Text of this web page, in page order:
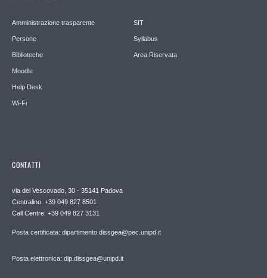
Amministrazione trasparente
Persone
Biblioteche
Moodle
Help Desk
Wi-Fi
SIT
Syllabus
Area Riservata
CONTATTI
via del Vescovado, 30 - 35141 Padova
Centralino: +39 049 827 8501
Call Centre: +39 049 827 3131
Posta certificata: dipartimento.dissgea@pec.unipd.it
Posta elettronica: dip.dissgea@unipd.it